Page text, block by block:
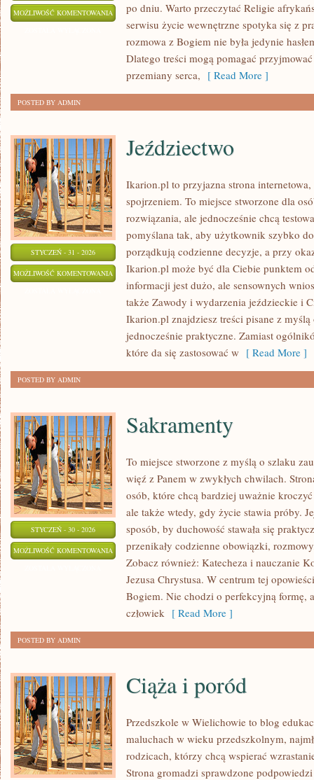
MOŻLIWOŚĆ KOMENTOWANIA NOWE
RUCHY
RELIGIJNE
po dniu. Warto przeczytać Religie
serwisu życie wewnętrzne spotyka się z
rozmowa z Bogiem nie była jedynie
Dlatego treści mogą pomagać
przemiany serca, [ Read More ]
POSTED BY ADMIN
STYCZEŃ - 31 - 2026
MOŻLIWOŚĆ KOMENTOWANIA JEŹDZIECTWO
Jeździectwo
Ikarion.pl to przyjazna strona
spojrzeniem. To miejsce stworzone dla
rozwiązania, ale jednocześnie chcą
pomyślana tak, aby użytkownik szybko
porządkują codzienne decyzje, a przy
Ikarion.pl może być dla Ciebie punktem
informacji jest dużo, ale sensownych
także Zawody i wydarzenia jeździeckie i
Ikarion.pl znajdziesz treści pisane z
jednocześnie praktyczne. Zamiast
które da się zastosować w [ Read More ]
POSTED BY ADMIN
STYCZEŃ - 30 - 2026
MOŻLIWOŚĆ KOMENTOWANIA SAKRAMENTY
Sakramenty
To miejsce stworzone z myślą o szlaku
więź z Panem w zwykłych chwilach.
osób, które chcą bardziej uważnie
ale także wtedy, gdy życie stawia próby.
sposób, by duchowość stawała się
przenikały codzienne obowiązki,
Zobacz również: Katecheza i nauczanie
Jezusa Chrystusa. W centrum tej
Bogiem. Nie chodzi o perfekcyjną formę,
człowiek [ Read More ]
POSTED BY ADMIN
Ciąża i poród
Przedszkole w Wielichowie to blog
maluchach w wieku przedszkolnym,
rodzicach, którzy chcą wspierać
Strona gromadzi sprawdzone